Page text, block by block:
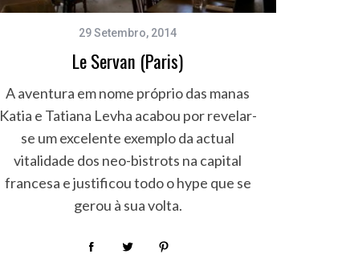
29 Setembro, 2014
Le Servan (Paris)
A aventura em nome próprio das manas
Katia e Tatiana Levha acabou por revelar-
se um excelente exemplo da actual
vitalidade dos neo-bistrots na capital
francesa e justificou todo o hype que se
gerou à sua volta.